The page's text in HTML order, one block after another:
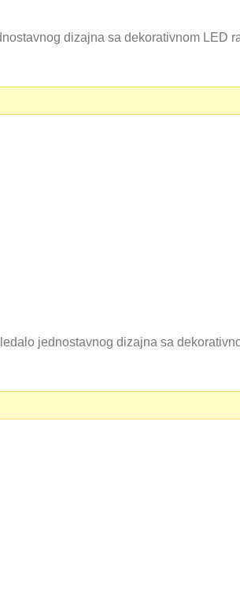
dizajna sa dekorativnom LED
jednostavnog dizajna sa